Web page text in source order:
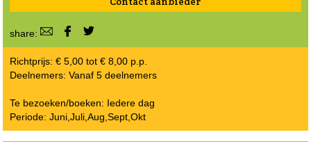
share:
Richtprijs: € 5,00 tot € 8,00 p.p.
Deelnemers: Vanaf 5 deelnemers
Te bezoeken/boeken: Iedere dag
Periode: Juni,Juli,Aug,Sept,Okt